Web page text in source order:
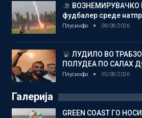
ВОЗНЕМИРУВАЧКО
фудбалер среде
Плусинфо 06/08/2026
ЛУДИЛО ВО
ПОЛУДЕА ПО САЛАХ
Плусинфо 05/08/2026
Галерија
GREEN COAST ГО